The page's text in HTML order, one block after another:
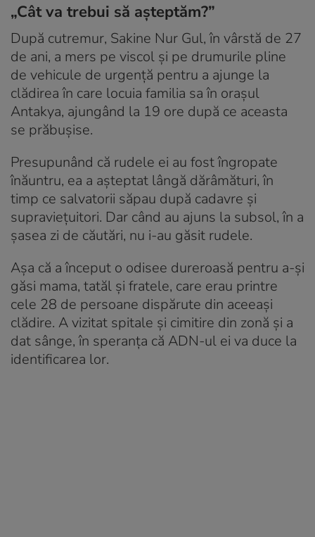
„Cât va trebui să așteptăm?”
După cutremur, Sakine Nur Gul, în vârstă de 27
de ani, a mers pe viscol și pe drumurile pline
de vehicule de urgență pentru a ajunge la
clădirea în care locuia familia sa în orașul
Antakya, ajungând la 19 ore după ce aceasta
se prăbușise.
Presupunând că rudele ei au fost îngropate
înăuntru, ea a așteptat lângă dărâmături, în
timp ce salvatorii săpau după cadavre și
supraviețuitori. Dar când au ajuns la subsol, în a
șasea zi de căutări, nu i-au găsit rudele.
Așa că a început o odisee dureroasă pentru a-și
găsi mama, tatăl și fratele, care erau printre
cele 28 de persoane dispărute din aceeași
clădire. A vizitat spitale și cimitire din zonă și a
dat sânge, în speranța că ADN-ul ei va duce la
identificarea lor.